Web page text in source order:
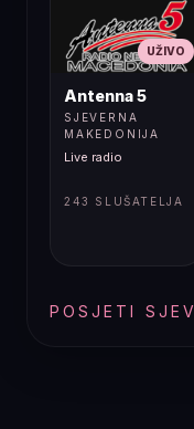
UŽIVO
Antenna 5
SJEVERNA
MAKEDONIJA
Live radio
243 SLUŠATELJA
POSJETI